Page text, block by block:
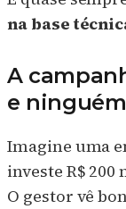
na base
A
e
Imagine uma
investe R$
O gestor vê